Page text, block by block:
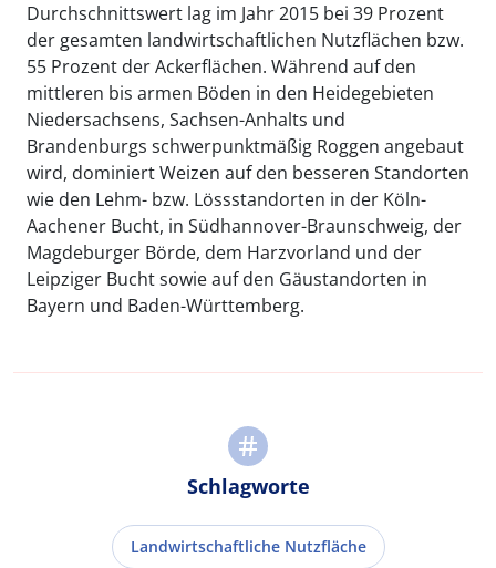
Durchschnittswert lag im Jahr 2015 bei 39 Prozent
der gesamten landwirtschaftlichen Nutzflächen bzw.
55 Prozent der Ackerflächen. Während auf den
mittleren bis armen Böden in den Heidegebieten
Niedersachsens, Sachsen-Anhalts und
Brandenburgs schwerpunktmäßig Roggen angebaut
wird, dominiert Weizen auf den besseren Standorten
wie den Lehm- bzw. Lössstandorten in der Köln-
Aachener Bucht, in Südhannover-Braunschweig, der
Magdeburger Börde, dem Harzvorland und der
Leipziger Bucht sowie auf den Gäustandorten in
Bayern und Baden-Württemberg.
Schlagworte
Landwirtschaftliche Nutzfläche